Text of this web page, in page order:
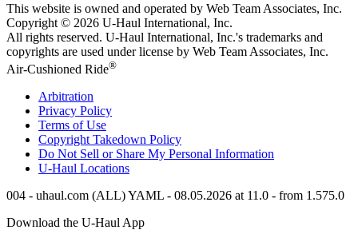
This website is owned and operated by Web Team Associates, Inc.
Copyright © 2026 U-Haul International, Inc.
All rights reserved. U-Haul International, Inc.'s trademarks and
copyrights are used under license by Web Team Associates, Inc.
Air-Cushioned Ride®
Arbitration
Privacy Policy
Terms of Use
Copyright Takedown Policy
Do Not Sell or Share My Personal Information
U-Haul Locations
004 - uhaul.com (ALL) YAML - 08.05.2026 at 11.0 - from 1.575.0
Download the U-Haul App